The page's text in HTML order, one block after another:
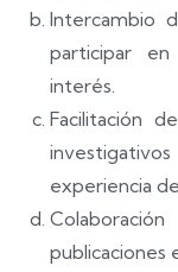
Intercambio
participar
interés.
Facilitación
experiencia
publicaciones